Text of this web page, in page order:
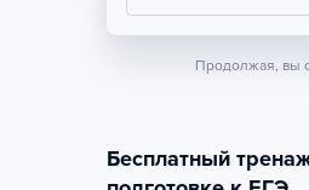
Продолжая, вы
Бесплатный